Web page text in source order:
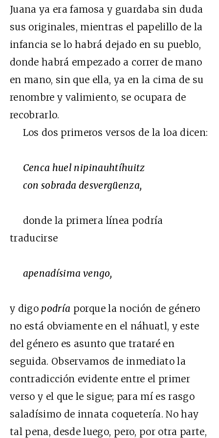
Juana ya era famosa y guardaba sin duda
sus originales, mientras el papelillo de la
infancia se lo habrá dejado en su pueblo,
donde habrá empezado a correr de mano
en mano, sin que ella, ya en la cima de su
renombre y valimiento, se ocupara de
recobrarlo.
Los dos primeros versos de la loa dicen:
Cenca huel nipinauhtíhuitz
con sobrada desvergüenza,
donde la primera línea podría
traducirse
apenadísima vengo,
y digo podría porque la noción de género
no está obviamente en el náhuatl, y este
del género es asunto que trataré en
seguida. Observamos de inmediato la
contradicción evidente entre el primer
verso y el que le sigue; para mí es rasgo
saladísimo de innata coquetería. No hay
tal pena, desde luego, pero, por otra parte,